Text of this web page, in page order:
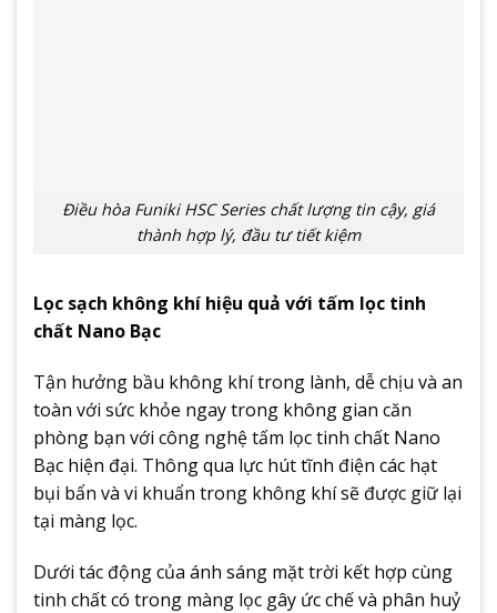
Điều hòa Funiki HSC Series chất lượng tin cậy, giá
thành hợp lý, đầu tư tiết kiệm
Lọc sạch không khí hiệu quả với tấm lọc tinh
chất Nano Bạc
Tận hưởng bầu không khí trong lành, dễ chịu và an
toàn với sức khỏe ngay trong không gian căn
phòng bạn với công nghệ tấm lọc tinh chất Nano
Bạc hiện đại. Thông qua lực hút tĩnh điện các hạt
bụi bẩn và vi khuẩn trong không khí sẽ được giữ lại
tại màng lọc.
Dưới tác động của ánh sáng mặt trời kết hợp cùng
tinh chất có trong màng lọc gây ức chế và phân huỷ